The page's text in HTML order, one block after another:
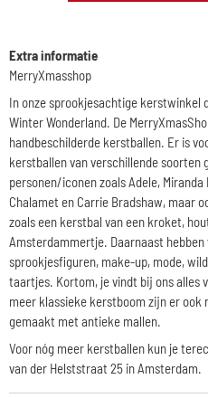
Extra informatie
MerryXmasshop
In onze sprookjesachtige kerstwinkel
Winter Wonderland. De
handbeschilderde kerstballen. Er is
kerstballen van verschillende soorten
personen/iconen zoals Adele,
Chalamet en Carrie Bradshaw, maar
zoals een kerstbal van een kroket,
Amsterdammertje. Daarnaast
sprookjesfiguren, make-up, mode,
taartjes. Kortom, je vindt bij ons alles
meer klassieke kerstboom zijn er ook
gemaakt met antieke mallen.
Voor nóg meer kerstballen kun je
van der Helststraat 25 in Amsterdam.